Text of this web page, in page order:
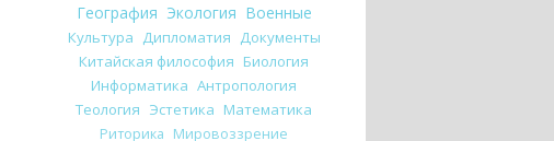
География Экология Военные
Культура Дипломатия Документы
Китайская философия Биология
Информатика Антропология
Теология Эстетика Математика
Риторика Мировоззрение